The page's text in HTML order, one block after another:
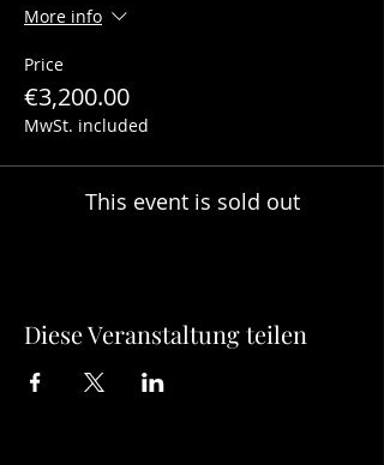
More info
Price
€3,200.00
MwSt. included
This event is sold out
Diese Veranstaltung teilen